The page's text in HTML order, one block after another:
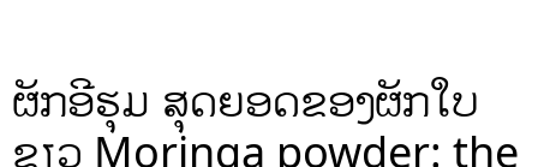
ຜັກອີຮຸມ ສຸດຍອດຂອງຜັກໃບ
ຂຽວ Moringa powder: the